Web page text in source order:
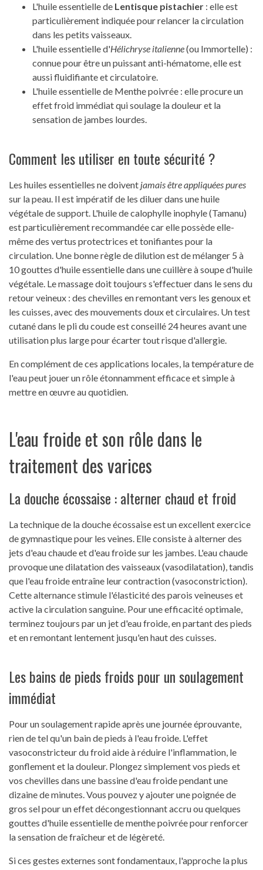
L'huile essentielle de Lentisque pistachier : elle est
particulièrement indiquée pour relancer la circulation
dans les petits vaisseaux.
L'huile essentielle d'Hélichryse italienne(ou Immortelle) :
connue pour être un puissant anti-hématome, elle est
aussi fluidifiante et circulatoire.
L'huile essentielle de Menthe poivrée : elle procure un
effet froid immédiat qui soulage la douleur et la
sensation de jambes lourdes.
Comment les utiliser en toute sécurité ?
Les huiles essentielles ne doivent jamais être appliquées pures
sur la peau. Il est impératif de les diluer dans une huile
végétale de support. L'huile de calophylle inophyle (Tamanu)
est particulièrement recommandée car elle possède elle-
même des vertus protectrices et tonifiantes pour la
circulation. Une bonne règle de dilution est de mélanger 5 à
10 gouttes d'huile essentielle dans une cuillère à soupe d'huile
végétale. Le massage doit toujours s'effectuer dans le sens du
retour veineux : des chevilles en remontant vers les genoux et
les cuisses, avec des mouvements doux et circulaires. Un test
cutané dans le pli du coude est conseillé 24 heures avant une
utilisation plus large pour écarter tout risque d'allergie.
En complément de ces applications locales, la température de
l'eau peut jouer un rôle étonnamment efficace et simple à
mettre en œuvre au quotidien.
L'eau froide et son rôle dans le
traitement des varices
La douche écossaise : alterner chaud et froid
La technique de la douche écossaise est un excellent exercice
de gymnastique pour les veines. Elle consiste à alterner des
jets d'eau chaude et d'eau froide sur les jambes. L'eau chaude
provoque une dilatation des vaisseaux (vasodilatation), tandis
que l'eau froide entraîne leur contraction (vasoconstriction).
Cette alternance stimule l'élasticité des parois veineuses et
active la circulation sanguine. Pour une efficacité optimale,
terminez toujours par un jet d'eau froide, en partant des pieds
et en remontant lentement jusqu'en haut des cuisses.
Les bains de pieds froids pour un soulagement
immédiat
Pour un soulagement rapide après une journée éprouvante,
rien de tel qu'un bain de pieds à l'eau froide. L'effet
vasoconstricteur du froid aide à réduire l'inflammation, le
gonflement et la douleur. Plongez simplement vos pieds et
vos chevilles dans une bassine d'eau froide pendant une
dizaine de minutes. Vous pouvez y ajouter une poignée de
gros sel pour un effet décongestionnant accru ou quelques
gouttes d'huile essentielle de menthe poivrée pour renforcer
la sensation de fraîcheur et de légèreté.
Si ces gestes externes sont fondamentaux, l'approche la plus